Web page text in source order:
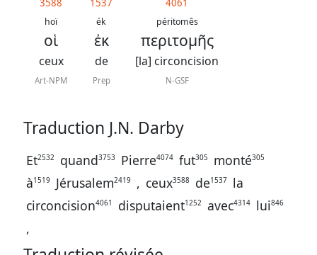
3588
hoï
οἱ
ceux
Art-NPM
1537
ék
ἐκ
de
Prep
4061
péritomês
περιτομῆς
[la] circoncision
N-GSF
Traduction J.N. Darby
Et2532 quand3753 Pierre4074 fut305 monté305
à1519 Jérusalem2419 , ceux3588 de1537
la
circoncision4061 disputaient1252 avec4314 lui846
,
révisée
Bible
J.
Darby
Nous